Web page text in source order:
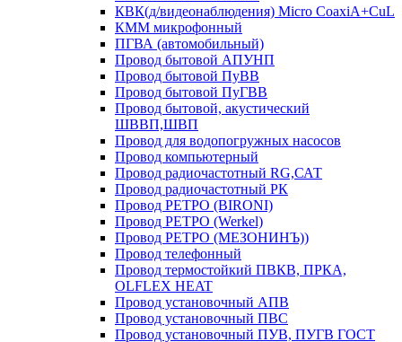
КВК(д/видеонаблюдения) Micro CoaxiA+CuL
КММ микрофонный
ПГВА (автомобильный)
Провод бытовой АПУНП
Провод бытовой ПуВВ
Провод бытовой ПуГВВ
Провод бытовой, акустический
ШВВП,ШВП
Провод для водопогружных насосов
Провод компьютерный
Провод радиочастотный RG,САТ
Провод радиочастотный РК
Провод РЕТРО (BIRONI)
Провод РЕТРО (Werkel)
Провод РЕТРО (МЕЗОНИНЪ))
Провод телефонный
Провод термостойкий ПВКВ, ПРКА,
OLFLEX HEAT
Провод установочный АПВ
Провод установочный ПВС
Провод установочный ПУВ, ПУГВ ГОСТ